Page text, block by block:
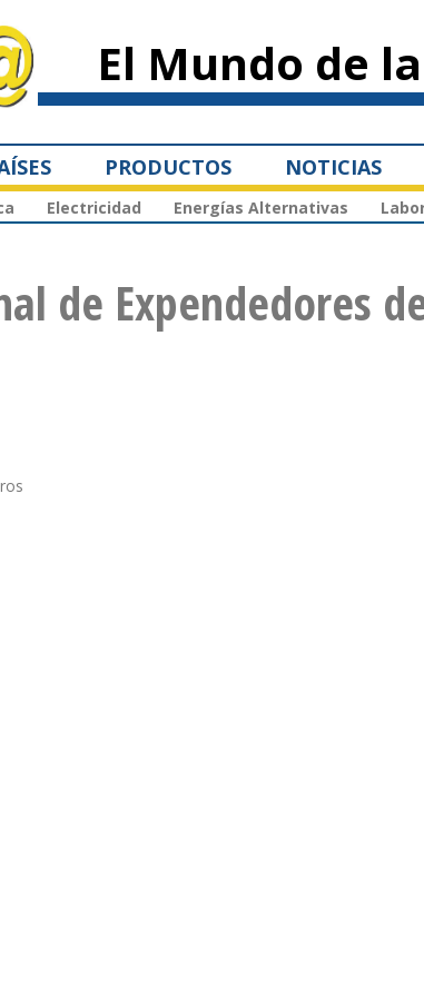
principal
El Mundo de
PRODUCTOS NOTICIAS
Electricidad Energías Alternativas
de Expendedores